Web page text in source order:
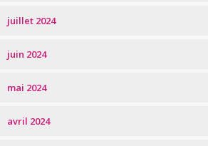
juillet 2024
juin 2024
mai 2024
avril 2024